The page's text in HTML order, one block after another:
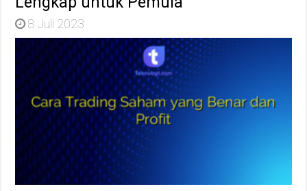
8 Juli 2023